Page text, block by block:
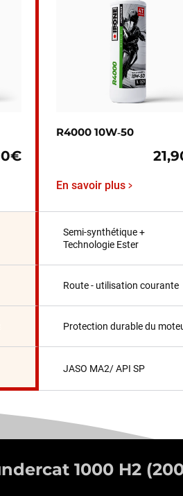
R4000 10W‑50
En savoir plus
Semi-synthétique +
Technologie Ester
Route - utilisation courante
Protection durable du
JASO MA2/ API SP
1000 H2